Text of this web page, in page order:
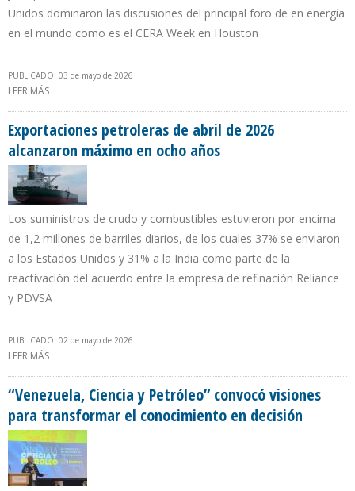
Unidos dominaron las discusiones del principal foro de en energía
en el mundo como es el CERA Week en Houston
PUBLICADO: 03 de mayo de 2026
LEER MÁS
ESTRECHO DE ORMUZ”
Exportaciones petroleras de abril de 2026
alcanzaron máximo en ocho años
Los suministros de crudo y combustibles estuvieron por encima
de 1,2 millones de barriles diarios, de los cuales 37% se enviaron
a los Estados Unidos y 31% a la India como parte de la
reactivación del acuerdo entre la empresa de refinación Reliance
y PDVSA
PUBLICADO: 02 de mayo de 2026
LEER MÁS
“Venezuela, Ciencia y Petróleo” convocó visiones
para transformar el conocimiento en decisión